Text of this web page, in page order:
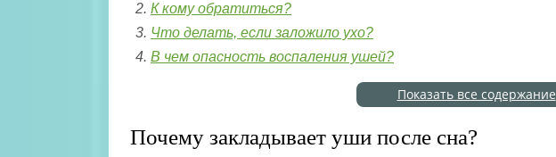
К кому обратиться?
Что делать, если заложило ухо?
В чем опасность воспаления ушей?
Показать все содержание
Почему закладывает уши после сна?